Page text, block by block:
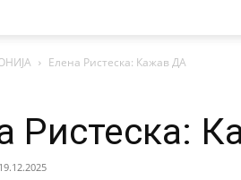
Елена Ристеска: Кажав ДА
Ристеска:
19.12.2025